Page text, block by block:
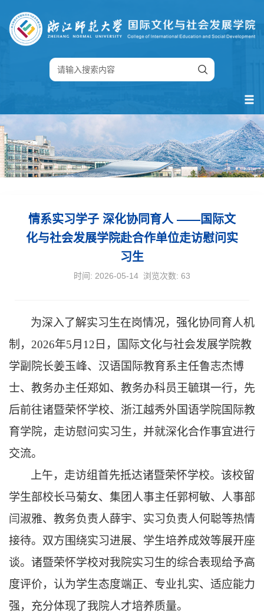
情系实习学子 深化协同育人 ——国际文
化与社会发展学院赴合作单位走访慰问实
习生
时间: 2026-05-14 浏览次数: 63
为深入了解实习生在岗情况，强化协同育人机
制，2026年5月12日，国际文化与社会发展学院教
学副院长姜玉峰、汉语国际教育系主任鲁志杰博
士、教务办主任郑如、教务办科员王毓琪一行，先
后前往诸暨荣怀学校、浙江越秀外国语学院国际教
育学院，走访慰问实习生，并就深化合作事宜进行
交流。
上午，走访组首先抵达诸暨荣怀学校。该校留
学生部校长马菊女、集团人事主任郭柯敏、人事部
闫淑雅、教务负责人薛宇、实习负责人何聪等热情
接待。双方围绕实习进展、学生培养成效等展开座
谈。诸暨荣怀学校对我院实习生的综合表现给予高
度评价，认为学生态度端正、专业扎实、适应能力
强，充分体现了我院人才培养质量。